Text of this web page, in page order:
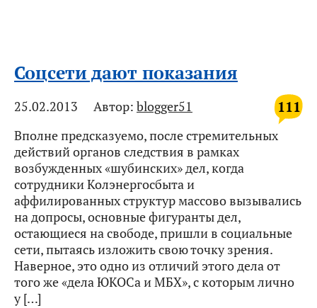
Соцсети дают показания
111
25.02.2013 Автор: blogger51
Вполне предсказуемо, после стремительных
действий органов следствия в рамках
возбужденных «шубинских» дел, когда
сотрудники Колэнергосбыта и
аффилированных структур массово вызывались
на допросы, основные фигуранты дел,
остающиеся на свободе, пришли в социальные
сети, пытаясь изложить свою точку зрения.
Наверное, это одно из отличий этого дела от
того же «дела ЮКОСа и МБХ», с которым лично
у […]